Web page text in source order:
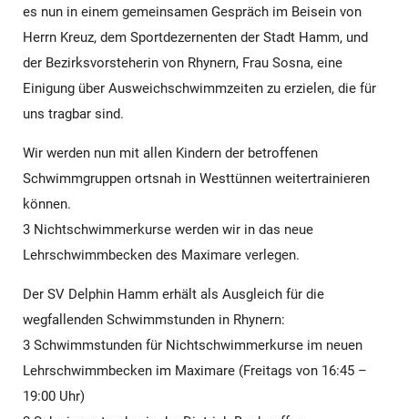
es nun in einem gemeinsamen Gespräch im Beisein von
Herrn Kreuz, dem Sportdezernenten der Stadt Hamm, und
der Bezirksvorsteherin von Rhynern, Frau Sosna, eine
Einigung über Ausweichschwimmzeiten zu erzielen, die für
uns tragbar sind.
Wir werden nun mit allen Kindern der betroffenen
Schwimmgruppen ortsnah in Westtünnen weitertrainieren
können.
3 Nichtschwimmerkurse werden wir in das neue
Lehrschwimmbecken des Maximare verlegen.
Der SV Delphin Hamm erhält als Ausgleich für die
wegfallenden Schwimmstunden in Rhynern:
3 Schwimmstunden für Nichtschwimmerkurse im neuen
Lehrschwimmbecken im Maximare (Freitags von 16:45 –
19:00 Uhr)